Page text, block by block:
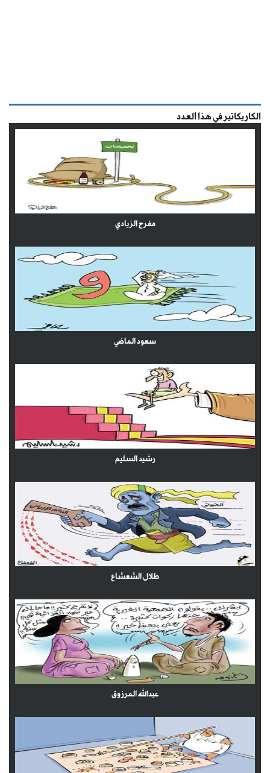
الكاريكاتير في هذا العدد
مفرح الزيادي
سعود الماضي
رشيد السليم
طلال الشعشاع
عبدالله المرزوق